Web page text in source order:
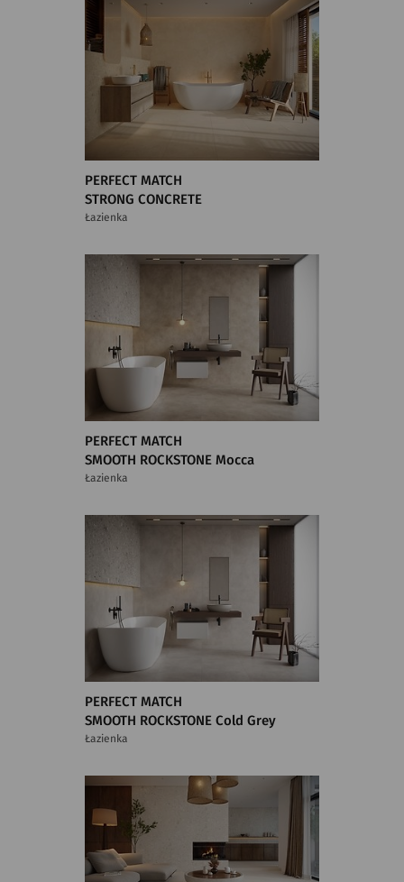
PERFECT MATCH
STRONG CONCRETE
Łazienka
PERFECT MATCH
SMOOTH ROCKSTONE Mocca
Łazienka
PERFECT MATCH
SMOOTH ROCKSTONE Cold Grey
Łazienka